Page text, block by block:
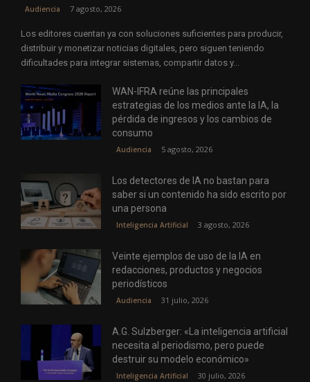
Audiencia 7 agosto, 2026
Los editores cuentan ya con soluciones suficientes para producir,
distribuir y monetizar noticias digitales, pero siguen teniendo
dificultades para integrar sistemas, compartir datos y...
WAN-IFRA reúne las principales
estrategias de los medios ante la IA, la
pérdida de ingresos y los cambios de
consumo
Audiencia 5 agosto, 2026
Los detectores de IA no bastan para
saber si un contenido ha sido escrito por
una persona
Inteligencia Artificial 3 agosto, 2026
Veinte ejemplos de uso de la IA en
redacciones, productos y negocios
periodísticos
Audiencia 31 julio, 2026
A.G. Sulzberger: «La inteligencia artificial
necesita al periodismo, pero puede
destruir su modelo económico»
Inteligencia Artificial 30 julio, 2026